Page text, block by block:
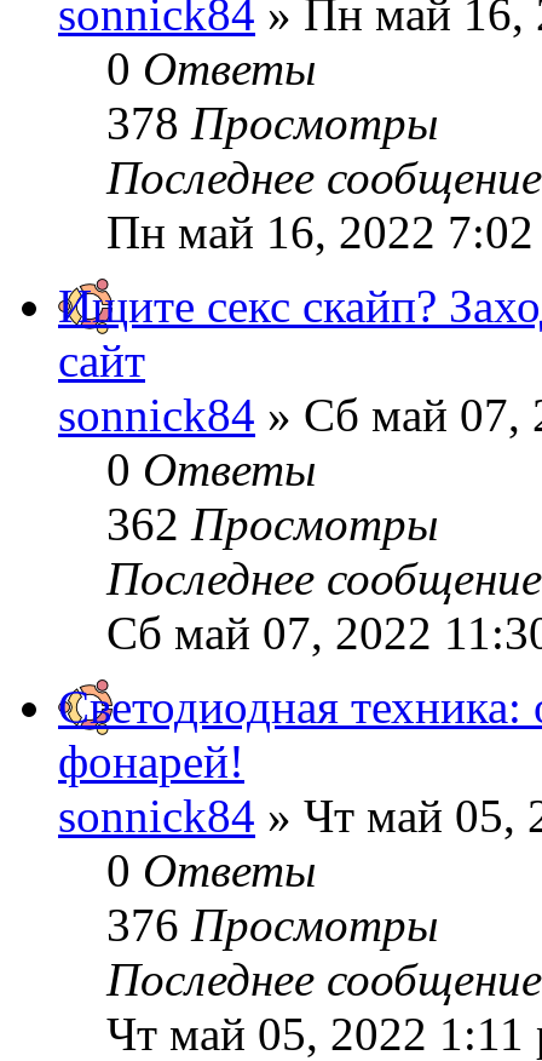
sonnick84 » Пн май 16,
0 Ответы
378 Просмотры
Последнее
Пн май 16, 2022 7:02
Ищите секс скайп?
сайт
sonnick84 » Сб май 07,
0 Ответы
362 Просмотры
Последнее
Сб май 07, 2022
Светодиодная техника:
фонарей!
sonnick84 » Чт май 05,
0 Ответы
376 Просмотры
Последнее
Чт май 05, 2022 1:11